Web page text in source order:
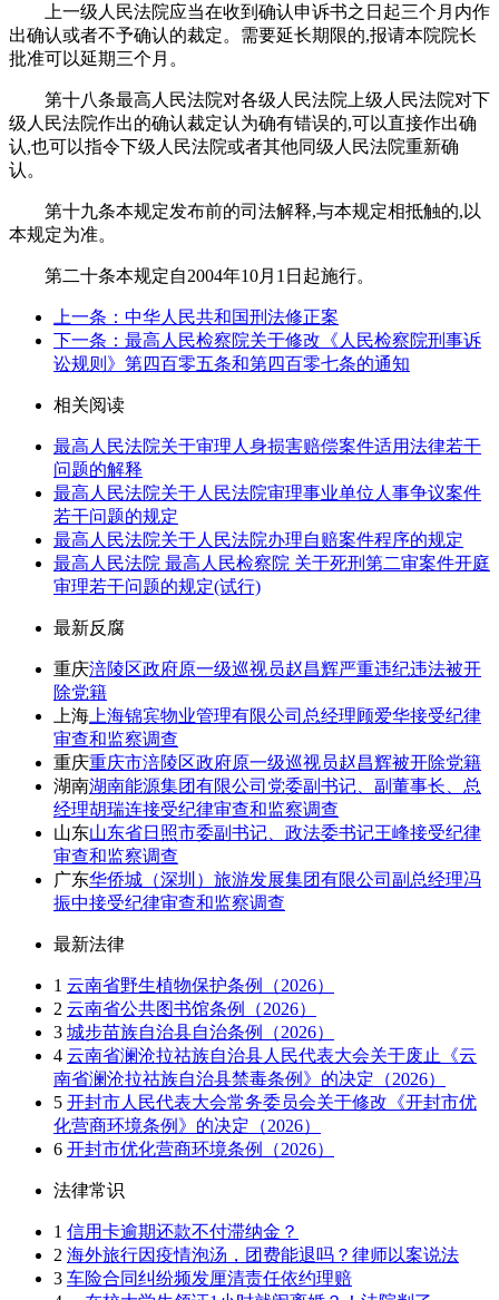
上一级人民法院应当在收到确认申诉书之日起三个月内作
出确认或者不予确认的裁定。需要延长期限的,报请本院院长
批准可以延期三个月。
第十八条最高人民法院对各级人民法院上级人民法院对下
级人民法院作出的确认裁定认为确有错误的,可以直接作出确
认,也可以指令下级人民法院或者其他同级人民法院重新确
认。
第十九条本规定发布前的司法解释,与本规定相抵触的,以
本规定为准。
第二十条本规定自2004年10月1日起施行。
上一条：中华人民共和国刑法修正案
下一条：最高人民检察院关于修改《人民检察院刑事诉
讼规则》第四百零五条和第四百零七条的通知
相关阅读
最高人民法院关于审理人身损害赔偿案件适用法律若干
问题的解释
最高人民法院关于人民法院审理事业单位人事争议案件
若干问题的规定
最高人民法院关于人民法院办理自赔案件程序的规定
最高人民法院 最高人民检察院 关于死刑第二审案件开庭
审理若干问题的规定(试行)
最新反腐
重庆涪陵区政府原一级巡视员赵昌辉严重违纪违法被开
除党籍
上海 上海锦宾物业管理有限公司总经理顾爱华接受纪律
审查和监察调查
重庆重庆市涪陵区政府原一级巡视员赵昌辉被开除党籍
湖南湖南能源集团有限公司党委副书记、副董事长、总
经理胡瑞连接受纪律审查和监察调查
山东山东省日照市委副书记、政法委书记王峰接受纪律
审查和监察调查
广东华侨城（深圳）旅游发展集团有限公司副总经理冯
振中接受纪律审查和监察调查
最新法律
1 云南省野生植物保护条例（2026）
2 云南省公共图书馆条例（2026）
3 城步苗族自治县自治条例（2026）
4 云南省澜沧拉祜族自治县人民代表大会关于废止《云
南省澜沧拉祜族自治县禁毒条例》的决定（2026）
5 开封市人民代表大会常务委员会关于修改《开封市优
化营商环境条例》的决定（2026）
6 开封市优化营商环境条例（2026）
法律常识
1 信用卡逾期还款不付滞纳金？
2 海外旅行因疫情泡汤，团费能退吗？律师以案说法
3 车险合同纠纷频发厘清责任依约理赔